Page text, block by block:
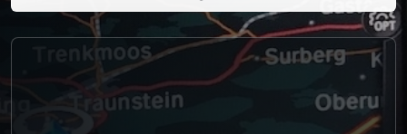
Kontakt
0049-861-900290
info@bimmer-manufaktur.de